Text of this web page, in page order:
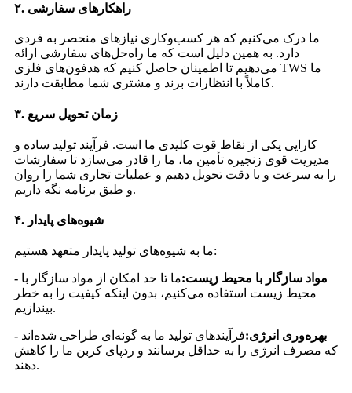
۲. راهکارهای سفارشی
ما درک می‌کنیم که هر کسب‌وکاری نیازهای منحصر به فردی
دارد. به همین دلیل است که ما راه‌حل‌های سفارشی ارائه
می‌دهیم تا اطمینان حاصل کنیم که هدفون‌های فلزی TWS ما
کاملاً با انتظارات برند و مشتری شما مطابقت دارند.
۳. زمان تحویل سریع
کارایی یکی از نقاط قوت کلیدی ما است. فرآیند تولید ساده و
مدیریت قوی زنجیره تأمین ما، ما را قادر می‌سازد تا سفارشات
را به سرعت و با دقت تحویل دهیم و عملیات تجاری شما را روان
و طبق برنامه نگه داریم.
۴. شیوه‌های پایدار
ما به شیوه‌های تولید پایدار متعهد هستیم:
- مواد سازگار با محیط زیست:ما تا حد امکان از مواد سازگار با
محیط زیست استفاده می‌کنیم، بدون اینکه کیفیت را به خطر
بیندازیم.
- بهره‌وری انرژی:فرآیندهای تولید ما به گونه‌ای طراحی شده‌اند
که مصرف انرژی را به حداقل برسانند و ردپای کربن ما را کاهش
دهند.